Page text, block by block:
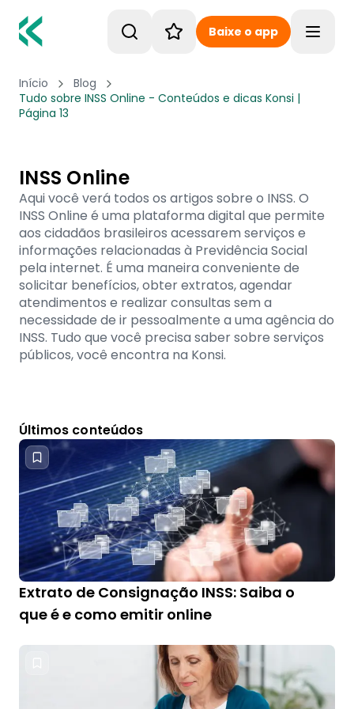
Baixe o app
Início
Blog
Tudo sobre INSS Online - Conteúdos e dicas Konsi |
Página 13
INSS Online
Aqui você verá todos os artigos sobre o INSS. O
INSS Online é uma plataforma digital que permite
aos cidadãos brasileiros acessarem serviços e
informações relacionadas à Previdência Social
pela internet. É uma maneira conveniente de
solicitar benefícios, obter extratos, agendar
atendimentos e realizar consultas sem a
necessidade de ir pessoalmente a uma agência do
INSS. Tudo que você precisa saber sobre serviços
públicos, você encontra na Konsi.
Últimos conteúdos
Extrato de Consignação INSS: Saiba o
que é e como emitir online